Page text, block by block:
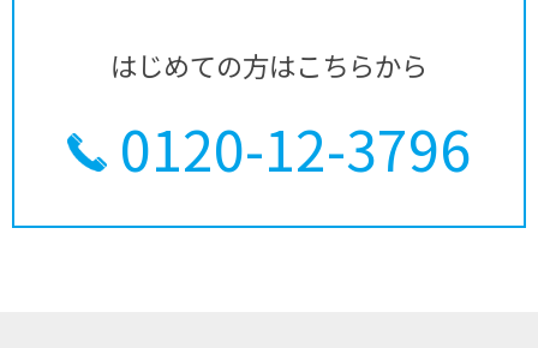
はじめての方はこちらから
0120-12-3796